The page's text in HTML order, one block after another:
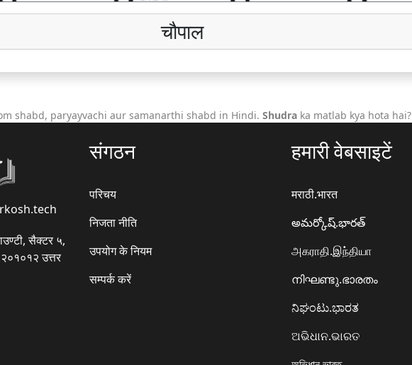
चौपाल
shabd, paryayvachi aur samanarthi shabd in Hindi. Shudra ka matlab kya hota hai?
सैक्टर ५,
२०१०१२ उत्तर
संगठन
परिचय
निजता नीति
उपयोग के नियम
सम्पर्क करें
हमारी वेबसाइटें
मराठी.भारत
అమర్కోష్.భారత్
அகராதி.இந்தியா
നിഘണ്ടു.ഭാരതം
ನಿಘಂಟು.ಭಾರತ
ଅଭିଧାନ.ଭାରତ